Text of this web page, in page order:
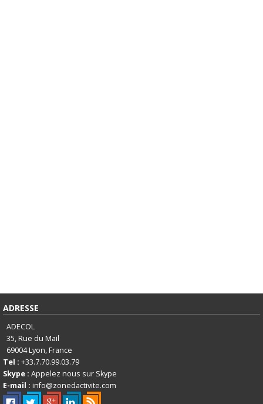
ADRESSE
ADECOL
35, Rue du Mail
69004Lyon, France
Tel : +33.7.70.99.03.79
Skype : Appelez nous sur Skype
E-mail : info@zonedactivite.com